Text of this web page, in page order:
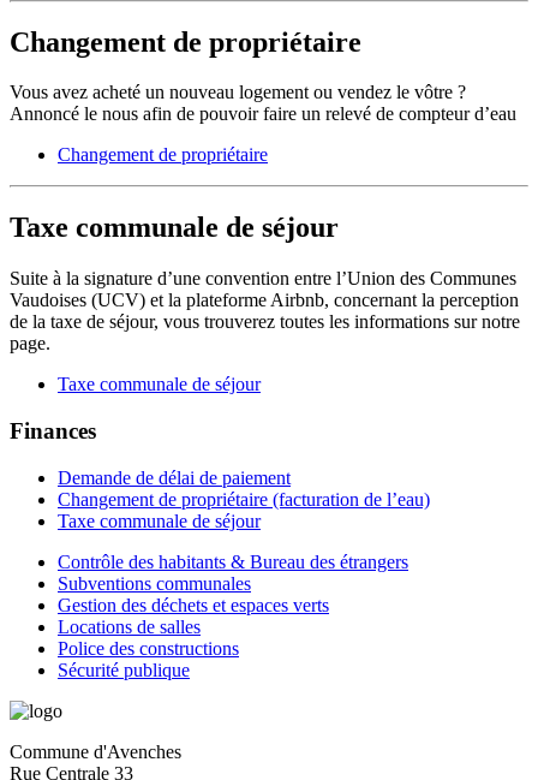
Changement de propriétaire
Vous avez acheté un nouveau logement ou vendez le vôtre ?
Annoncé le nous afin de pouvoir faire un relevé de compteur d’eau
Changement de propriétaire
Taxe communale de séjour
Suite à la signature d’une convention entre l’Union des Communes
Vaudoises (UCV) et la plateforme Airbnb, concernant la perception
de la taxe de séjour, vous trouverez toutes les informations sur notre
page.
Taxe communale de séjour
Finances
Demande de délai de paiement
Changement de propriétaire (facturation de l’eau)
Taxe communale de séjour
Contrôle des habitants & Bureau des étrangers
Subventions communales
Gestion des déchets et espaces verts
Locations de salles
Police des constructions
Sécurité publique
Commune d'Avenches
Rue Centrale 33